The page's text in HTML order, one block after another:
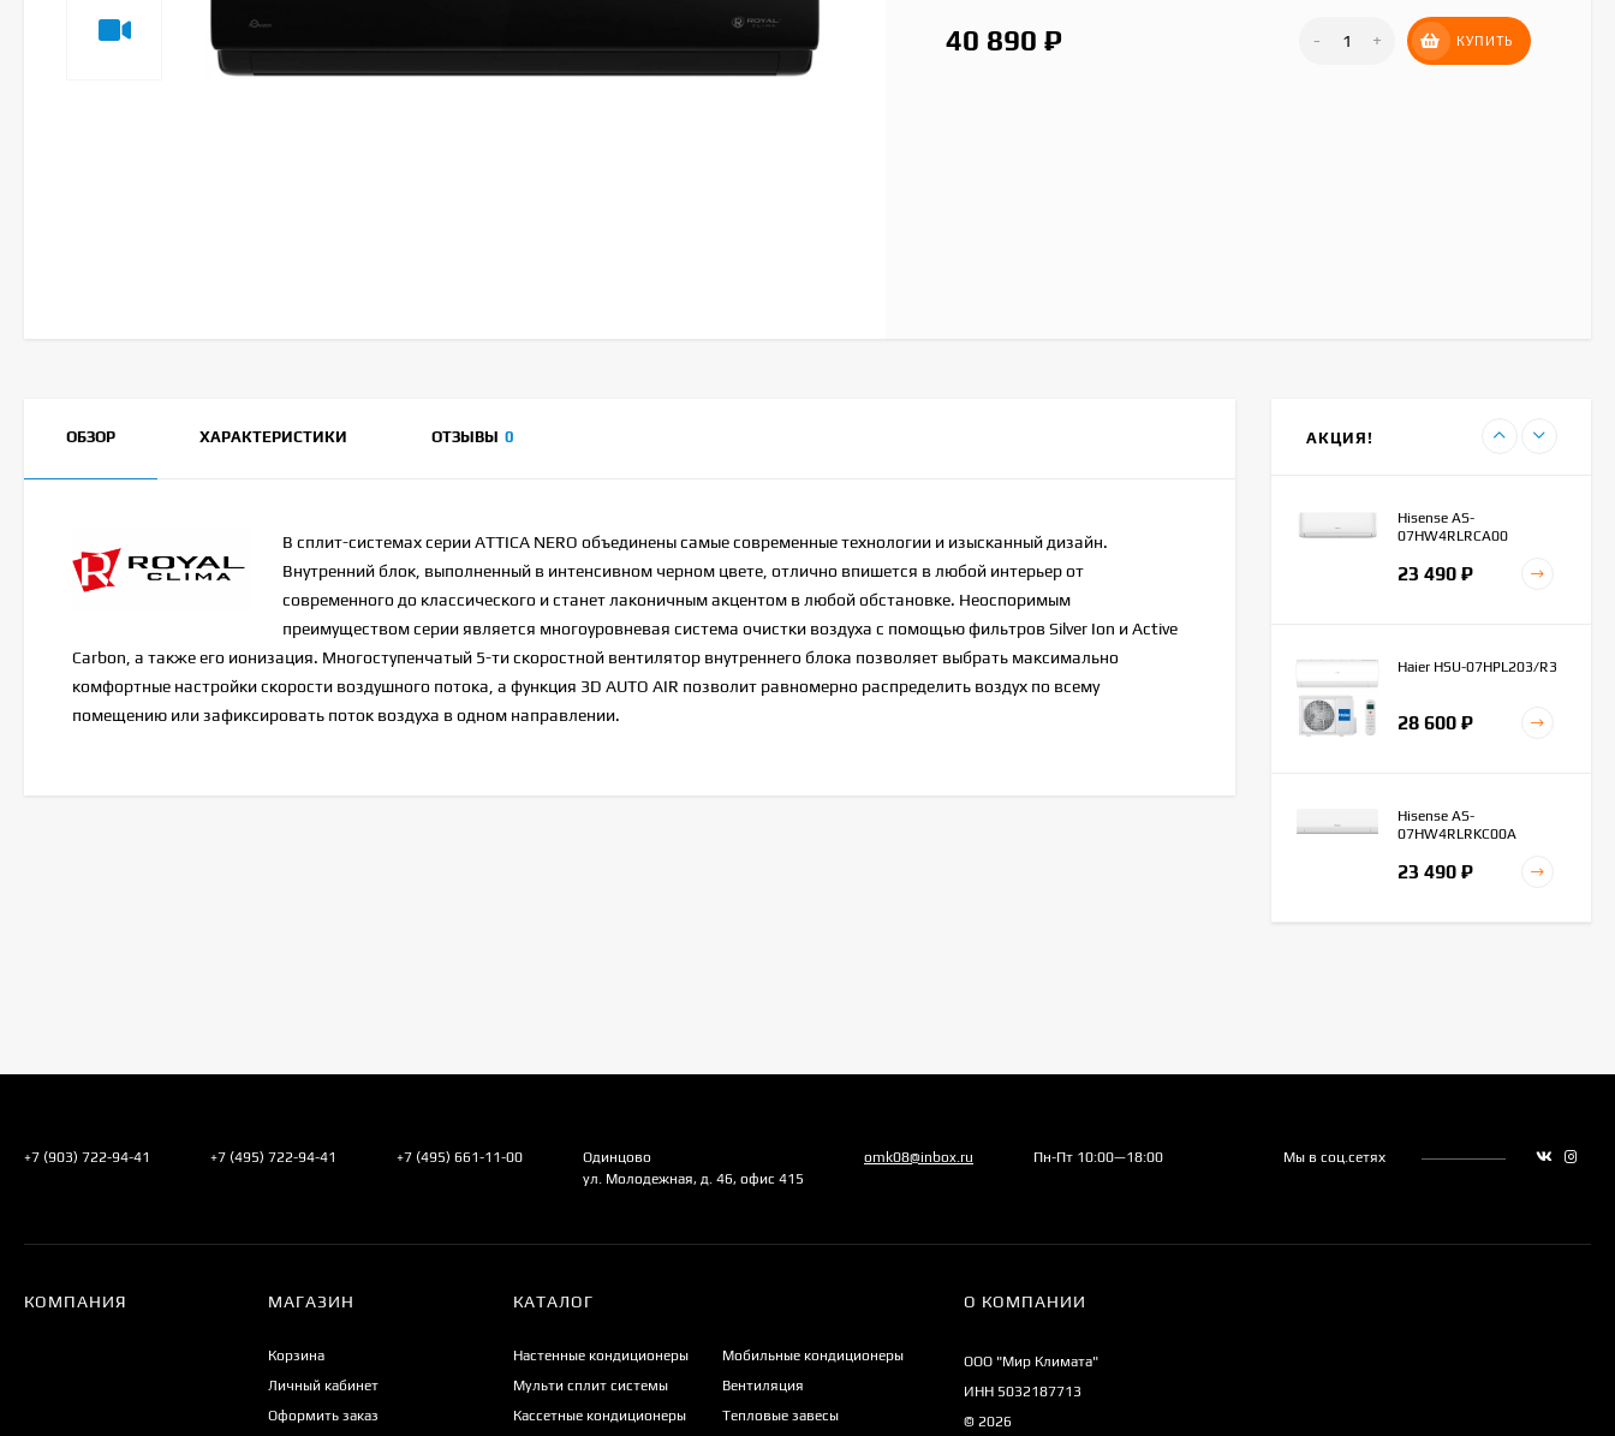
40 890₽ - + КУПИТЬ
ОБЗОР ХАРАКТЕРИСТИКИ ОТЗЫВЫ 0
В сплит-системах серии ATTICA NERO объединены самые современные технологии и изысканный дизайн.
Внутренний блок, выполненный в интенсивном черном цвете, отлично впишется в любой интерьер от
современного до классического и станет лаконичным акцентом в любой обстановке. Неоспоримым
преимуществом серии является многоуровневая система очистки воздуха с помощью фильтров Silver Ion и Active
Carbon, а также его ионизация. Многоступенчатый 5-ти скоростной вентилятор внутреннего блока позволяет выбрать максимально
комфортные настройки скорости воздушного потока, а функция 3D AUTO AIR позволит равномерно распределить воздух по всему
помещению или зафиксировать поток воздуха в одном направлении.
АКЦИЯ!
Hisense AS-
07HW4RLRCA00
23 490 ₽
Haier HSU-07HPL203/R3
28 600 ₽
Hisense AS-
07HW4RLRKC00A
23 490 ₽
45 100₽
+7 (903) 722-94-41 +7 (495) 722-94-41 +7 (495) 661-11-00
Одинцово
ул. Молодежная, д. 46, офис 415
omk08@inbox.ru Пн-Пт 10:00—18:00 Мы в соц.сетях
КОМПАНИЯ МАГАЗИН
Корзина
Личный кабинет
Оформить заказ
КАТАЛОГ
Настенные кондиционеры
Мульти сплит системы
Кассетные кондиционеры
Мобильные кондиционеры
Вентиляция
Тепловые завесы
О КОМПАНИИ
ООО "Мир Климата"
ИНН 5032187713
© 2026